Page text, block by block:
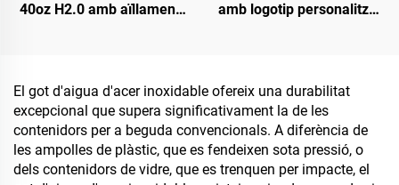
40oz H2.0 amb aïllament
per al Dia de Sant Valentí i
excursions
amb logotip personalitzat
inoxidable
El got d'aigua d'acer inoxidable ofereix una durabilitat
excepcional que supera significativament la de les
contenidors per a beguda convencionals. A diferència de
les ampolles de plàstic, que es fendeixen sota pressió, o
dels contenidors de vidre, que es trenquen per impacte, el